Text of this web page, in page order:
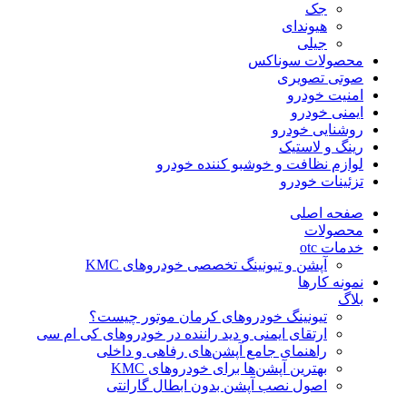
جک
هیوندای
جیلی
محصولات سوناکس
صوتی تصویری
امنیت خودرو
ایمنی خودرو
روشنایی خودرو
رینگ و لاستیک
لوازم نظافت و خوشبو کننده خودرو
تزئینات خودرو
صفحه اصلی
محصولات
خدمات otc
آپشن و تیونینگ تخصصی خودروهای KMC
نمونه کارها
بلاگ
تیونینگ خودروهای کرمان موتور چیست؟
ارتقای ایمنی و دید راننده در خودروهای کی ام سی
راهنمای جامع آپشن‌های رفاهی و داخلی
بهترین آپشن‌ها برای خودروهای KMC
اصول نصب آپشن بدون ابطال گارانتی